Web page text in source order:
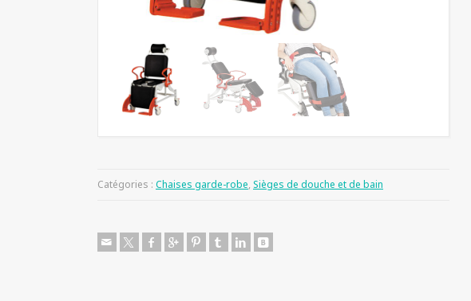
Catégories : Chaises garde-robe, Sièges de douche et de bain